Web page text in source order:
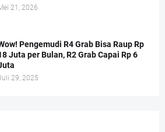
21, 2026
Pengemudi R4 Grab Bisa Raup Rp
Juta per Bulan, R2 Grab Capai Rp 6
29, 2025